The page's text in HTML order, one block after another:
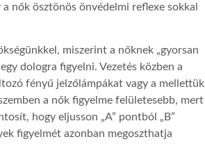
nők ösztönös önvédelmi reflexe sokkal
miszerint a nőknek „gyorsan
dologra figyelni. Vezetés közben a
fényű jelzőlámpákat vagy a mellettük
a nők figyelme felületesebb, mert
hogy eljusson „A” pontból „B”
figyelmét azonban megoszthatja